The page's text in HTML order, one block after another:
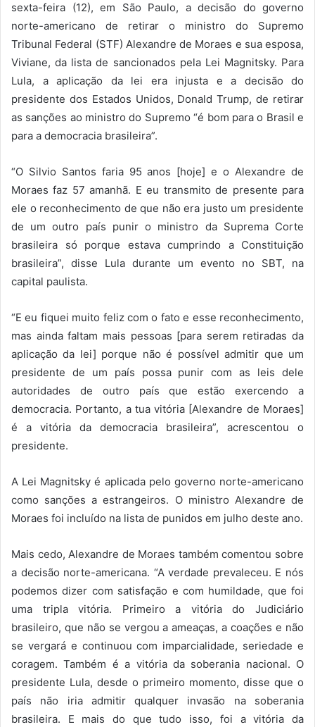
sexta-feira (12), em São Paulo, a decisão do governo
norte-americano de retirar o ministro do Supremo
Tribunal Federal (STF) Alexandre de Moraes e sua esposa,
Viviane, da lista de sancionados pela Lei Magnitsky. Para
Lula, a aplicação da lei era injusta e a decisão do
presidente dos Estados Unidos, Donald Trump, de retirar
as sanções ao ministro do Supremo “é bom para o Brasil e
para a democracia brasileira”.
“O Silvio Santos faria 95 anos [hoje] e o Alexandre de
Moraes faz 57 amanhã. E eu transmito de presente para
ele o reconhecimento de que não era justo um presidente
de um outro país punir o ministro da Suprema Corte
brasileira só porque estava cumprindo a Constituição
brasileira”, disse Lula durante um evento no SBT, na
capital paulista.
“E eu fiquei muito feliz com o fato e esse reconhecimento,
mas ainda faltam mais pessoas [para serem retiradas da
aplicação da lei] porque não é possível admitir que um
presidente de um país possa punir com as leis dele
autoridades de outro país que estão exercendo a
democracia. Portanto, a tua vitória [Alexandre de Moraes]
é a vitória da democracia brasileira”, acrescentou o
presidente.
A Lei Magnitsky é aplicada pelo governo norte-americano
como sanções a estrangeiros. O ministro Alexandre de
Moraes foi incluído na lista de punidos em julho deste ano.
Mais cedo, Alexandre de Moraes também comentou sobre
a decisão norte-americana. “A verdade prevaleceu. E nós
podemos dizer com satisfação e com humildade, que foi
uma tripla vitória. Primeiro a vitória do Judiciário
brasileiro, que não se vergou a ameaças, a coações e não
se vergará e continuou com imparcialidade, seriedade e
coragem. Também é a vitória da soberania nacional. O
presidente Lula, desde o primeiro momento, disse que o
país não iria admitir qualquer invasão na soberania
brasileira. E mais do que tudo isso, foi a vitória da